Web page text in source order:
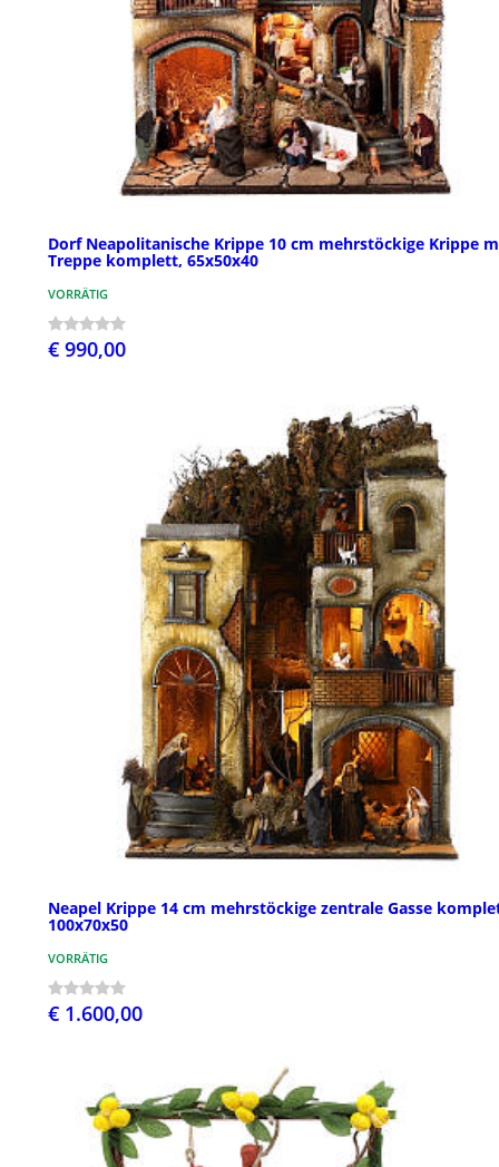
Dorf Neapolitanische Krippe 10 cm mehrstöckige Krippe
Treppe komplett, 65x50x40
VORRÄTIG
€ 990,00
Neapel Krippe 14 cm mehrstöckige zentrale Gasse
100x70x50
VORRÄTIG
€ 1.600,00